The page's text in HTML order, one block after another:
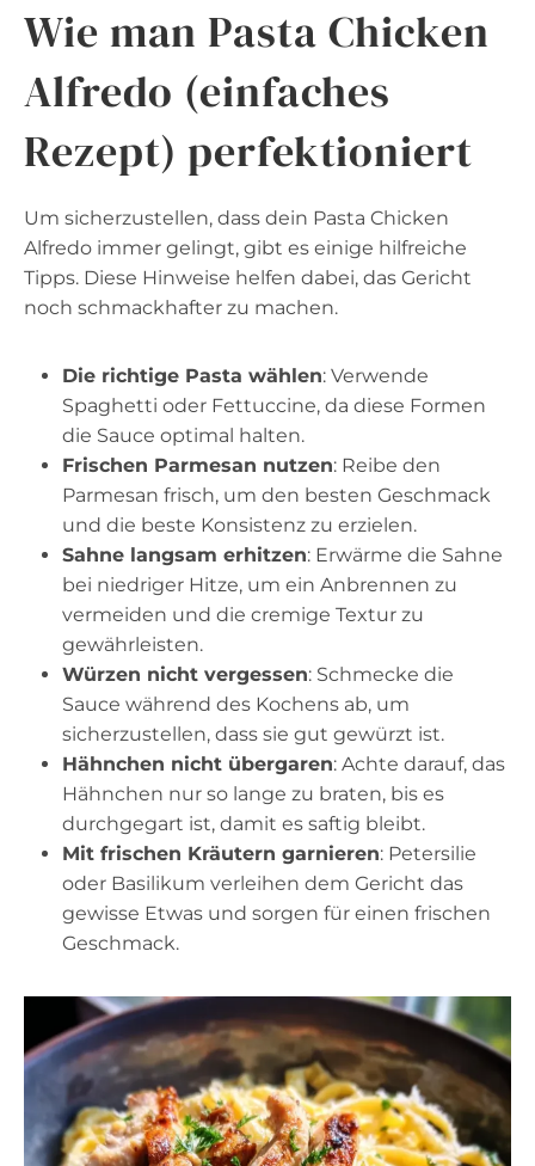
Wie man Pasta Chicken
Alfredo (einfaches
Rezept) perfektioniert
Um sicherzustellen, dass dein Pasta Chicken
Alfredo immer gelingt, gibt es einige hilfreiche
Tipps. Diese Hinweise helfen dabei, das Gericht
noch schmackhafter zu machen.
Die richtige Pasta wählen: Verwende
Spaghetti oder Fettuccine, da diese Formen
die Sauce optimal halten.
Frischen Parmesan nutzen: Reibe den
Parmesan frisch, um den besten Geschmack
und die beste Konsistenz zu erzielen.
Sahne langsam erhitzen: Erwärme die Sahne
bei niedriger Hitze, um ein Anbrennen zu
vermeiden und die cremige Textur zu
gewährleisten.
Würzen nicht vergessen: Schmecke die
Sauce während des Kochens ab, um
sicherzustellen, dass sie gut gewürzt ist.
Hähnchen nicht übergaren: Achte darauf, das
Hähnchen nur so lange zu braten, bis es
durchgegart ist, damit es saftig bleibt.
Mit frischen Kräutern garnieren: Petersilie
oder Basilikum verleihen dem Gericht das
gewisse Etwas und sorgen für einen frischen
Geschmack.